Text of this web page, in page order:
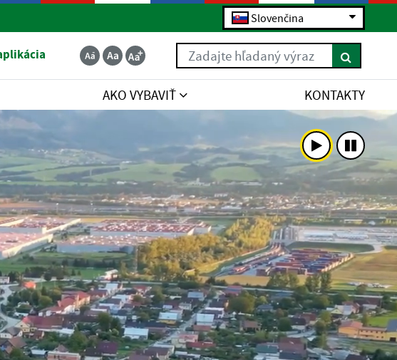
Slovenčina
Zadajte hľadaný výraz
AKO VYBAVIŤ KONTAKTY